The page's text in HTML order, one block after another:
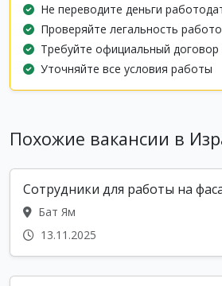
Не переводите деньги
Проверяйте легальность
Требуйте официальный договор
Уточняйте все условия работы
Похожие вакансии в
Сотрудники для работы на
Бат Ям
13.11.2025